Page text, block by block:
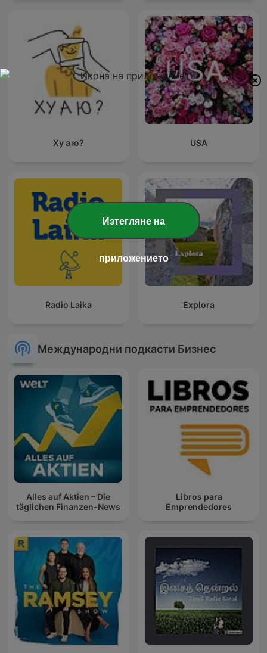
Ху а ю? USA
Radio Laika Explora
Международни подкасти Бизнес
Alles auf Aktien – Die
täglichen Finanzen-News
Libros para
Emprendedores
Изтегляне на
приложението